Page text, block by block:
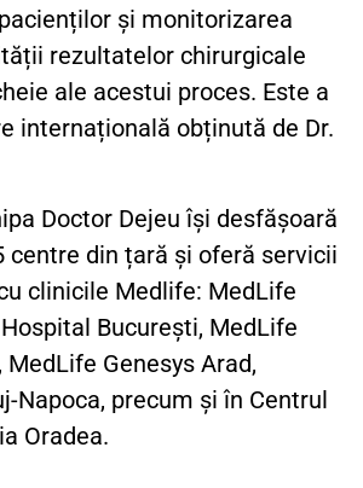
și monitorizarea
rezultatelor chirurgicale
ale acestui proces. Este a
internațională obținută de Dr.
Doctor Dejeu își desfășoară
centre din țară și oferă servicii
clinicile Medlife: MedLife
București, MedLife
MedLife Genesys Arad,
Napoca, precum și în Centrul
Oradea.